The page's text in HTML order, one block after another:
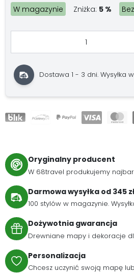
W magazynie Zniżka: 5 %
Dostawa 1 - 3 dni. Wysyłka
Oryginalny producent
W 68travel produkujemy
Darmowa wysyłka od 345
100 stylów w magazynie.
Dożywotnia gwarancja
Drewniane mapy i dekoracje
Personalizacja
Chcesz uczynić swoją mapę